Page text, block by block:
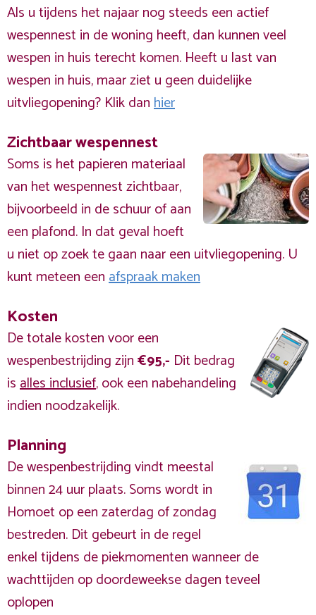
Als u tijdens het najaar nog steeds een actief
wespennest in de woning heeft, dan kunnen veel
wespen in huis terecht komen. Heeft u last van
wespen in huis, maar ziet u geen duidelijke
uitvliegopening? Klik danhier
Zichtbaar wespennest
Soms is het papieren materiaal
van het wespennest zichtbaar,
bijvoorbeeld in de schuur of aan
een plafond. In dat geval hoeft
u niet op zoek te gaan naar een uitvliegopening. U
kunt meteen eenafspraak maken
Kosten
De totale kosten voor een
wespenbestrijding zijn€95,- Dit bedrag
isalles inclusief, ook een nabehandeling
indien noodzakelijk.
Planning
De wespenbestrijding vindt meestal
binnen 24 uur plaats. Soms wordt in
Homoet op een zaterdag of zondag
bestreden. Dit gebeurt in de regel
enkel tijdens de piekmomenten wanneer de
wachttijden op doordeweekse dagen teveel
oplopen